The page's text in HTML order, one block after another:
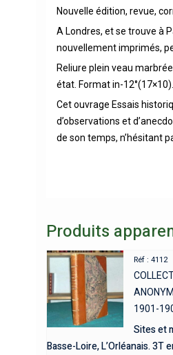
Nouvelle édition, revue,
A Londres, et se trouve à
nouvellement imprimés,
Reliure plein veau
état. Format in-12°(17×10).
Cet ouvrage Essais
d’observations et
de son temps, n’hésitant
Produits
Réf : 4112
1901-
Sites et
Basse-Loire, L’Orléanais. 3T